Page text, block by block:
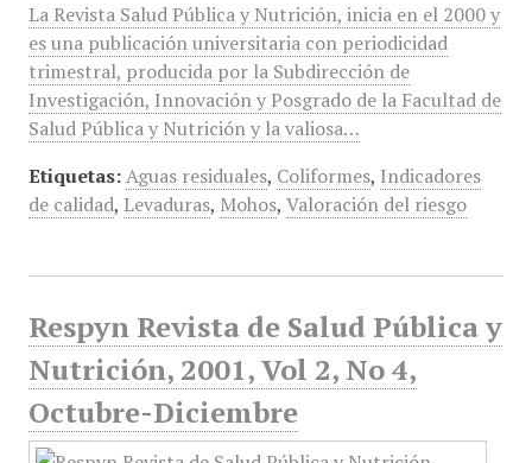
La Revista Salud Pública y Nutrición, inicia en el 2000 y
es una publicación universitaria con periodicidad
trimestral, producida por la Subdirección de
Investigación, Innovación y Posgrado de la Facultad de
Salud Pública y Nutrición y la valiosa…
Etiquetas: Aguas residuales, Coliformes, Indicadores
de calidad, Levaduras, Mohos, Valoración del riesgo
Respyn Revista de Salud Pública y
Nutrición, 2001, Vol 2, No 4,
Octubre-Diciembre